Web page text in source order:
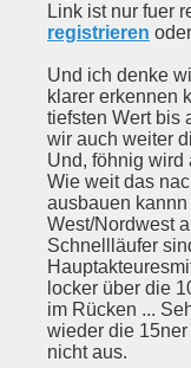
Link ist nur fuer
registrieren oder
Und ich denke
klarer erkennen
tiefsten Wert bis
wir auch weiter
Und, föhnig wird
Wie weit das
ausbauen
West/Nordwest
Schnellläufer
locker über die
im Rücken ...
wieder die
nicht aus.